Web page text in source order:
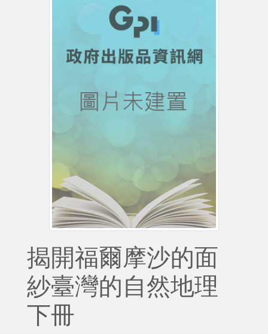
揭開福爾摩沙的面
紗臺灣的自然地理
下冊